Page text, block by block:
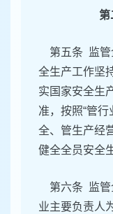
第
第五条 监管
全生产工作坚
实国家安全生
准，按照“管
全、管生产经
健全全员安全
第六条 监管
业主要负责人